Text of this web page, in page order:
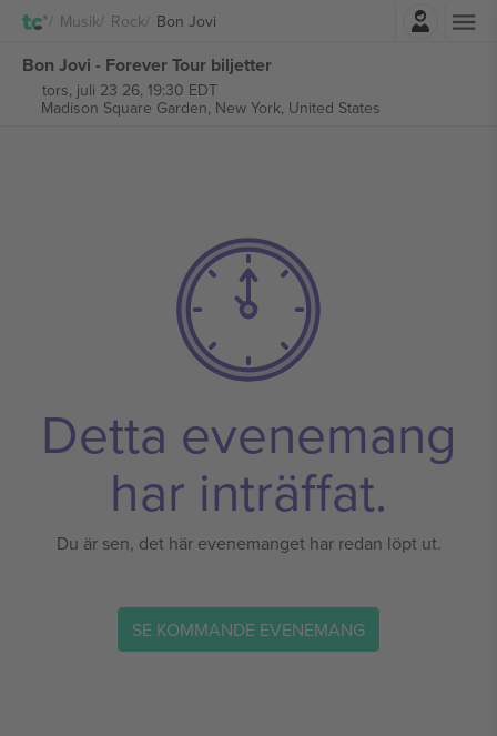
Musik Rock Bon Jovi
Bon Jovi - Forever Tour biljetter
tors, juli 23 26, 19:30 EDT
Madison Square Garden, New York, United States
Detta evenemang
har inträffat.
Du är sen, det här evenemanget har redan löpt ut.
SE KOMMANDE EVENEMANG